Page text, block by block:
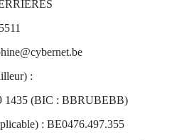
:
1435 (BIC : BBRUBEBB)
: BE0476.497.355